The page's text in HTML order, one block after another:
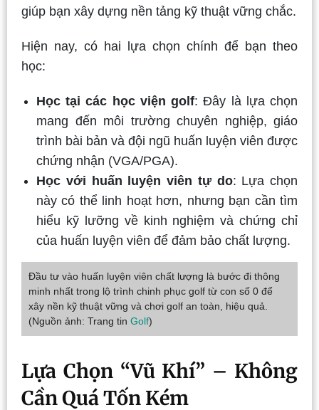
giúp bạn xây dựng nền tảng kỹ thuật vững chắc.
Hiện nay, có hai lựa chọn chính để bạn theo
học:
Học tại các học viện golf: Đây là lựa chọn
mang đến môi trường chuyên nghiệp, giáo
trình bài bản và đội ngũ huấn luyện viên được
chứng nhận (VGA/PGA).
Học với huấn luyện viên tự do: Lựa chọn
này có thể linh hoạt hơn, nhưng bạn cần tìm
hiểu kỹ lưỡng về kinh nghiệm và chứng chỉ
của huấn luyện viên để đảm bảo chất lượng.
Đầu tư vào huấn luyện viên chất lượng là bước đi thông
minh nhất trong lộ trình chinh phục golf từ con số 0 để
xây nền kỹ thuật vững và chơi golf an toàn, hiệu quả.
(Nguồn ảnh: Trang tin Golf)
Lựa Chọn “Vũ Khí” – Không
Cần Quá Tốn Kém